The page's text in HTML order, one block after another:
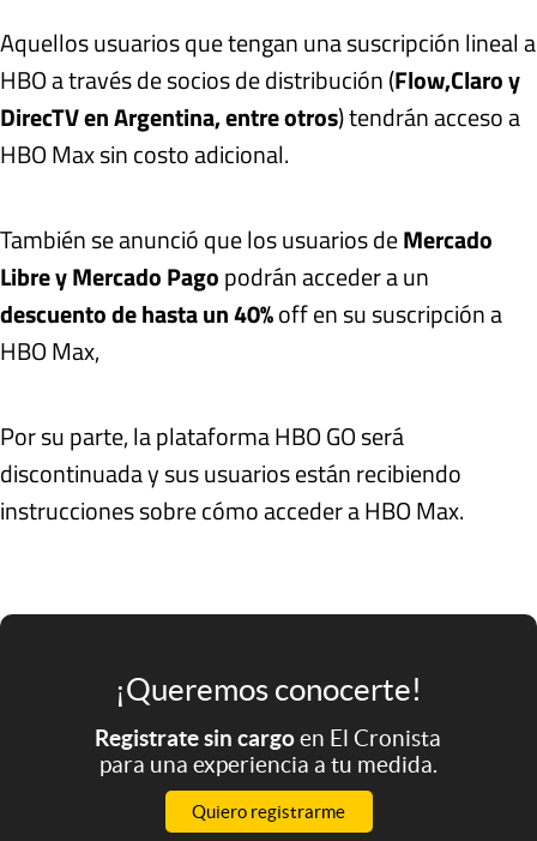
Aquellos usuarios que tengan una suscripción lineal a
HBO a través de socios de distribución (Flow,Claro y
DirecTV en Argentina, entre otros) tendrán acceso a
HBO Max sin costo adicional.
También se anunció que los usuarios deMercado
Libre y Mercado Pagopodrán acceder a un
descuento de hasta un 40%off en su suscripción a
HBO Max,
Por su parte, la plataforma HBO GO será
discontinuada y sus usuarios están recibiendo
instrucciones sobre cómo acceder a HBO Max.
¡Queremos conocerte!
Registrate sin cargoen El Cronista
para una experiencia a tu medida.
Quiero registrarme